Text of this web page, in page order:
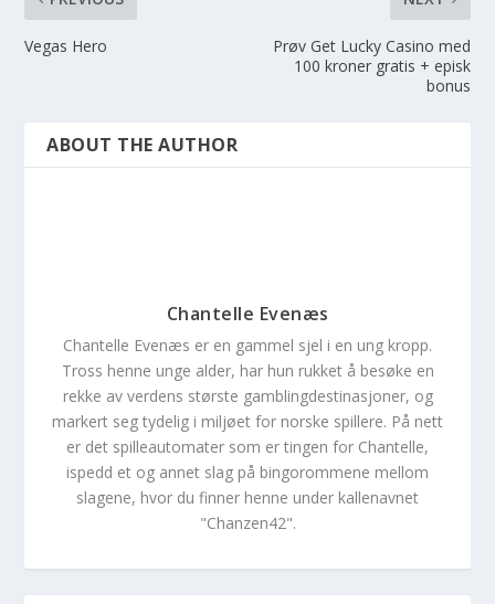
Vegas Hero
Prøv Get Lucky Casino med
100 kroner gratis + episk
bonus
ABOUT THE AUTHOR
Chantelle Evenæs
Chantelle Evenæs er en gammel sjel i en ung kropp.
Tross henne unge alder, har hun rukket å besøke en
rekke av verdens største gamblingdestinasjoner, og
markert seg tydelig i miljøet for norske spillere. På nett
er det spilleautomater som er tingen for Chantelle,
ispedd et og annet slag på bingorommene mellom
slagene, hvor du finner henne under kallenavnet
"Chanzen42".